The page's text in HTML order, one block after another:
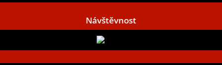
Návštěvnost